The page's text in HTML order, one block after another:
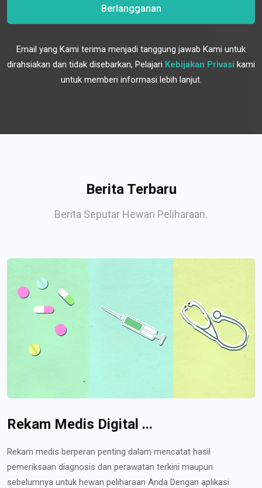
Berlangganan
Email yang Kami terima menjadi tanggung jawab Kami untuk
dirahsiakan dan tidak disebarkan, Pelajari Kebijakan Privasi kami
untuk memberi informasi lebih lanjut.
Berita Terbaru
Berita Seputar Hewan Peliharaan.
Rekam Medis Digital ...
Rekam medis berperan penting dalam mencatat hasil
pemeriksaan diagnosis dan perawatan terkini maupun
sebelumnya untuk hewan peliharaan Anda Dengan aplikasi